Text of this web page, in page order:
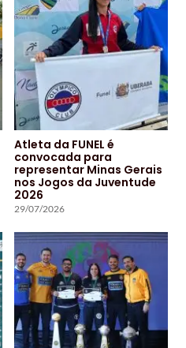
Atleta da FUNEL é
convocada para
representar Minas Gerais
nos Jogos da Juventude
2026
29/07/2026